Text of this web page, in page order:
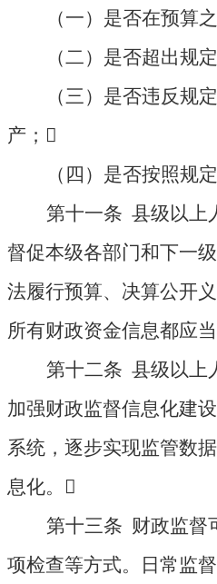
（一）是否在预算
（二）是否超出规
（三）是否违反规
产； 
（四）是否按照规
第十一条 县级以上
督促本级各部门和下一
法履行预算、决算公开
所有财政资金信息都应当
第十二条 县级以上
加强财政监督信息化建
系统，逐步实现监管数
息化。 
第十三条 财政监督
项检查等方式。日常监